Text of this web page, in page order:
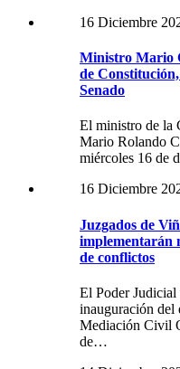
16 Diciembre
Ministro Mario
de
Senado
El ministro de la
Mario Rolando
miércoles 16 de
16 Diciembre
Juzgados de
implementarán
de conflictos
El Poder Judicial
inauguración del
Mediación Civil
de…